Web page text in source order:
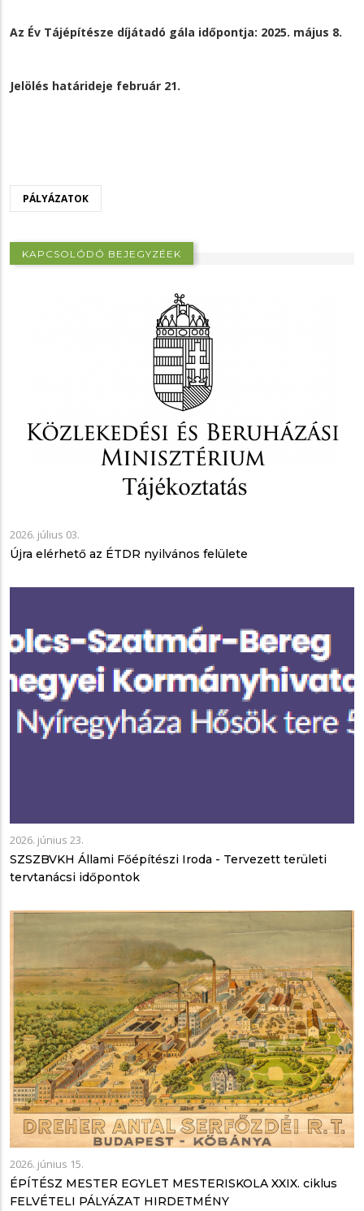
Az Év Tájépítésze díjátadó gála időpontja: 2025. május 8.
Jelölés határideje február 21.
PÁLYÁZATOK
KAPCSOLÓDÓ BEJEGYZÉEK
2026. július 03.
Újra elérhető az ÉTDR nyilvános felülete
2026. június 23.
SZSZBVKH Állami Főépítészi Iroda - Tervezett területi
tervtanácsi időpontok
2026. június 15.
ÉPÍTÉSZ MESTER EGYLET MESTERISKOLA XXIX. ciklus
FELVÉTELI PÁLYÁZAT HIRDETMÉNY